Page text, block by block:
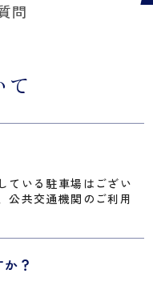
問
て
ている駐車場はござい
公共交通機関のご利用
？